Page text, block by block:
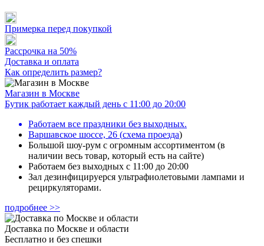
Примерка перед покупкой
Рассрочка на 50%
Доставка и оплата
Как определить размер?
Магазин в Москве
Бутик работает каждый день с 11:00 до 20:00
Работаем все праздники без выходных.
Варшавское шоссе, 26 (схема проезда)
Большой шоу-рум с огромным ассортиментом (в
наличии весь товар, который есть на сайте)
Работаем без выходных с 11:00 до 20:00
Зал дезинфицируерся ультрафиолетовыми лампами и
рециркуляторами.
подробнее >>
Доставка по Москве и области
Бесплатно и без спешки